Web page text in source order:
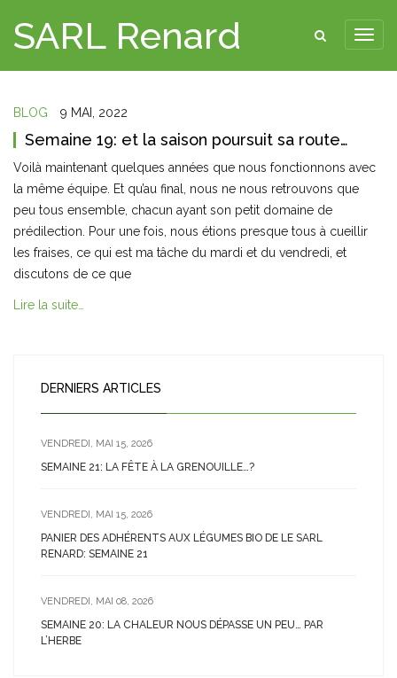
SARL Renard
BLOG 9 MAI, 2022
Semaine 19: et la saison poursuit sa route…
Voilà maintenant quelques années que nous fonctionnons avec
la même équipe. Et qu’au final, nous ne nous retrouvons que
peu tous ensemble, chacun ayant son petit domaine de
prédilection. Pour une fois, nous étions presque tous à cueillir
les fraises, ce qui est ma tâche du mardi et du vendredi, et
discutons de ce que
Lire la suite…
DERNIERS ARTICLES
VENDREDI, MAI 15, 2026
SEMAINE 21: LA FÊTE À LA GRENOUILLE…?
VENDREDI, MAI 15, 2026
PANIER DES ADHÉRENTS AUX LÉGUMES BIO DE LE SARL
RENARD: SEMAINE 21
VENDREDI, MAI 08, 2026
SEMAINE 20: LA CHALEUR NOUS DÉPASSE UN PEU… PAR
L’HERBE